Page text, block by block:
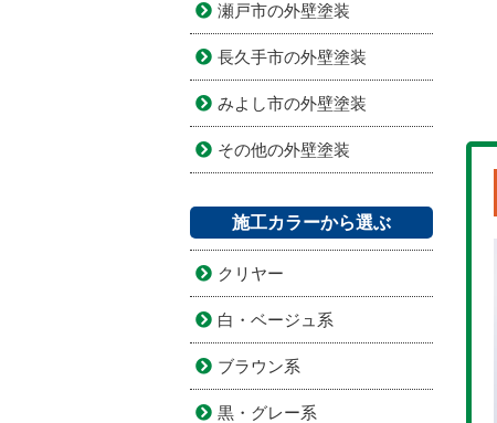
瀬戸市の外壁塗装
長久手市の外壁塗装
みよし市の外壁塗装
その他の外壁塗装
施工カラーから選ぶ
クリヤー
白・ベージュ系
ブラウン系
黒・グレー系